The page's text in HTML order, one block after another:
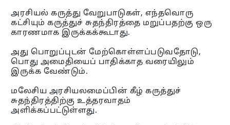
அரசியல் கருத்து வேறுபாடுகள், எந்தவொரு
கட்சியும் கருத்துச் சுதந்திரத்தை மறுப்பதற்கு ஒரு
காரணமாக இருக்கக்கூடாது.
அது பொறுப்புடன் மேற்கொள்ளப்படுவதோடு,
பொது அமைதியைப் பாதிக்காத வரையிலும்
இருக்க வேண்டும்.
மலேசிய அரசியலமைப்பின் கீழ் கருத்துச்
சுதந்திரத்திற்கு உத்தரவாதம்
அளிக்கப்பட்டுள்ளது.